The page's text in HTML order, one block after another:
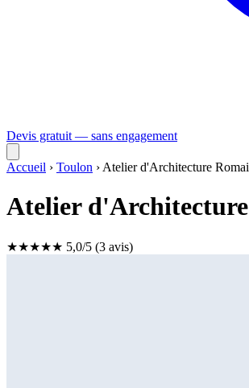
Devis gratuit — sans engagement
Accueil › Toulon › Atelier d'Architecture
Atelier
★★★★★ 5,0/5 (3 avis)